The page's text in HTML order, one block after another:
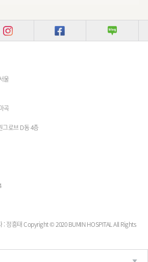
울
곡
그로브 D동 4층
: 정흥태Copyright © 2020 BUMIN HOSPITAL All Rights